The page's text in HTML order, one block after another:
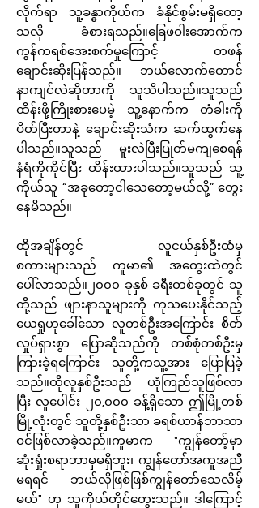
လိုက်ရာ သူ့ခန္ဓာကိုယ်က ခံနိုင်စွမ်းမရှိတော့
သလို ခံစားရသည်။ခြေဖဝါးအောက်က
ကွန်ကရစ်အေးစက်မှုကြောင့် တဖန်
ချောင်းဆိုးပြန်သည်။ ဘယ်လောက်တောင်
နာကျင်လဲဆိုတာကို သူသိပါသည်။သူသည်
ထိန်းဖို့ကြိုးစားပေမဲ့ သူ့နောက်က တံခါးကို
ပိတ်ပြီးတာနဲ့ ချောင်းဆိုးသံက ဆက်ထွက်နေ
ပါသည်။သူသည် မူးလဲပြီးပြုတ်မကျစေရန်
နံရံကိုကိုင်ပြီး ထိန်းထားပါသည်။သူသည် သူ့
ကိုယ်သူ “အခုတော့ငါသေတော့မယ်လို့” တွေး
နေမိသည်။
ထိုအချိန်တွင် လူငယ်နှစ်ဦးထံမှ
စကားများသည် ကူမာ၏ အတွေးထဲတွင်
ပေါ်လာသည်။၂၀၀၀ ခုနှစ် ခရီးတစ်ခုတွင် သူ
တို့သည် ဖျားနာသူများကို ကုသပေးနိုင်သည့်
ယေရှုဟုခေါ်သော လူတစ်ဦးအကြောင်း စိတ်
လှုပ်ရှားစွာ ပြောဆိုသည်ကို တစ်စုံတစ်ဦးမှ
ကြားခဲ့ရကြောင်း သူတို့ကသူ့အား ပြောပြခဲ့
သည်။ထိုလူနှစ်ဦးသည် ယုံကြည်သူဖြစ်လာ
ပြီး လူပေါင်း ၂၀,၀၀၀ ခန့်ရှိသော ဤမြို့တစ်
မြို့လုံးတွင် သူတို့နှစ်ဦးသာ ခရစ်ယာန်ဘာသာ
ဝင်ဖြစ်လာခဲ့သည်။ကူမာက "ကျွန်တော့်မှာ
ဆုံးရှုံးစရာဘာမှမရှိဘူး၊ ကျွန်တော်အကူအညီ
မရရင် ဘယ်လိုဖြစ်ဖြစ်ကျွန်တော်သေလိမ့်
မယ်" ဟု သူကိုယ်တိုင်တွေးသည်။ ဒါကြောင့်